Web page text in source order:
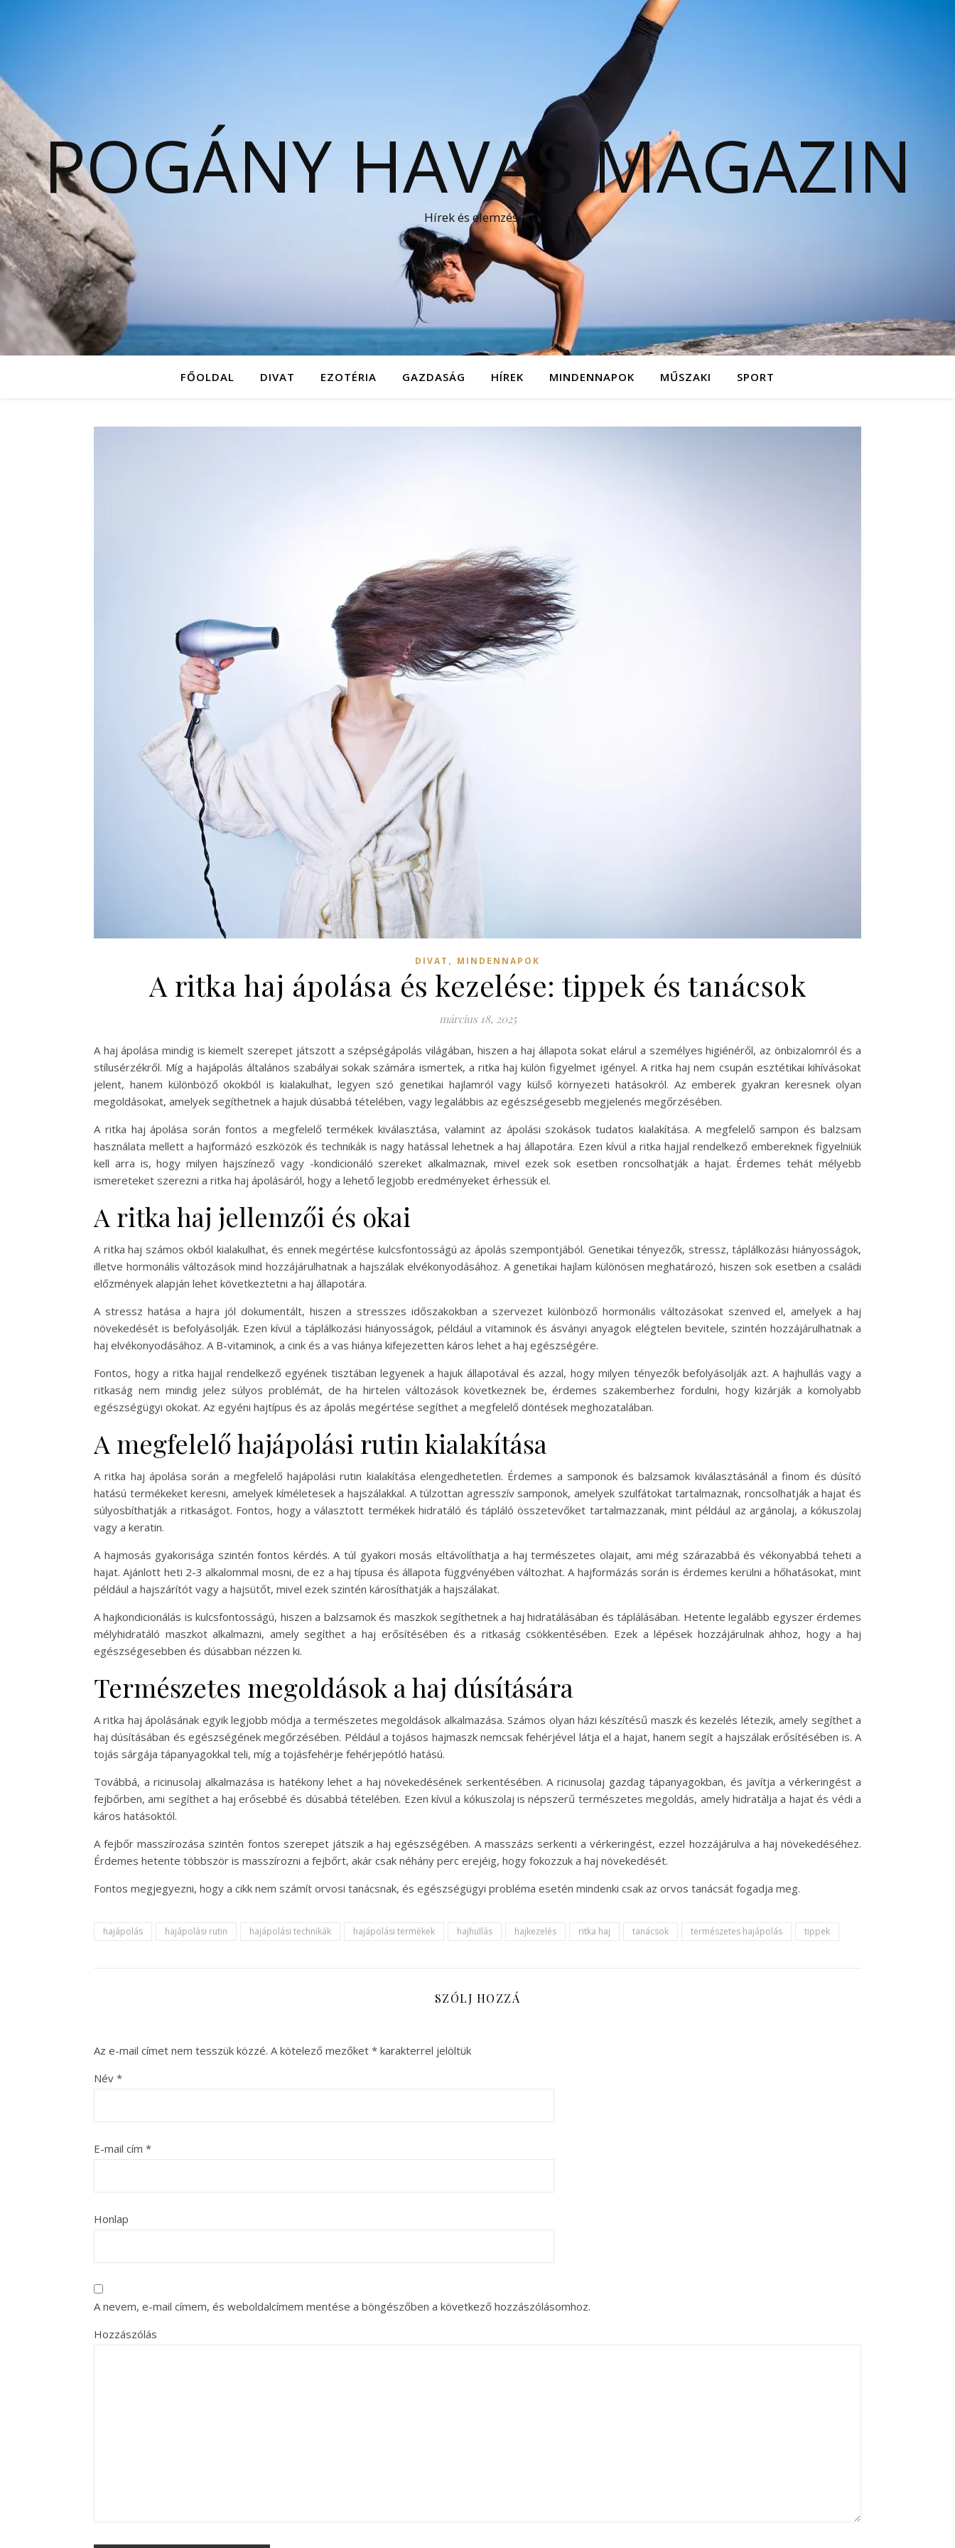
POGÁNY HAVAS MAGAZIN
Hírek és elemzések
FŐOLDAL DIVAT EZOTÉRIA GAZDASÁG HÍREK MINDENNAPOK MŰSZAKI SPORT
DIVAT , MINDENNAPOK
A ritka haj ápolása és kezelése: tippek és tanácsok
március 18, 2025
A haj ápolása mindig is kiemelt szerepet játszott a szépségápolás világában, hiszen a haj állapota sokat elárul a személyes higiénéről, az önbizalomról és a
stílusérzékről. Míg a hajápolás általános szabályai sokak számára ismertek, a ritka haj külön figyelmet igényel. A ritka haj nem csupán esztétikai kihívásokat
jelent, hanem különböző okokból is kialakulhat, legyen szó genetikai hajlamról vagy külső környezeti hatásokról. Az emberek gyakran keresnek olyan
megoldásokat, amelyek segíthetnek a hajuk dúsabbá tételében, vagy legalábbis az egészségesebb megjelenés megőrzésében.
A ritka haj ápolása során fontos a megfelelő termékek kiválasztása, valamint az ápolási szokások tudatos kialakítása. A megfelelő sampon és balzsam
használata mellett a hajformázó eszközök és technikák is nagy hatással lehetnek a haj állapotára. Ezen kívül a ritka hajjal rendelkező embereknek figyelniük
kell arra is, hogy milyen hajszínező vagy -kondicionáló szereket alkalmaznak, mivel ezek sok esetben roncsolhatják a hajat. Érdemes tehát mélyebb
ismereteket szerezni a ritka haj ápolásáról, hogy a lehető legjobb eredményeket érhessük el.
A ritka haj jellemzői és okai
A ritka haj számos okból kialakulhat, és ennek megértése kulcsfontosságú az ápolás szempontjából. Genetikai tényezők, stressz, táplálkozási hiányosságok,
illetve hormonális változások mind hozzájárulhatnak a hajszálak elvékonyodásához. A genetikai hajlam különösen meghatározó, hiszen sok esetben a családi
előzmények alapján lehet következtetni a haj állapotára.
A stressz hatása a hajra jól dokumentált, hiszen a stresszes időszakokban a szervezet különböző hormonális változásokat szenved el, amelyek a haj
növekedését is befolyásolják. Ezen kívül a táplálkozási hiányosságok, például a vitaminok és ásványi anyagok elégtelen bevitele, szintén hozzájárulhatnak a
haj elvékonyodásához. A B-vitaminok, a cink és a vas hiánya kifejezetten káros lehet a haj egészségére.
Fontos, hogy a ritka hajjal rendelkező egyének tisztában legyenek a hajuk állapotával és azzal, hogy milyen tényezők befolyásolják azt. A hajhullás vagy a
ritkaság nem mindig jelez súlyos problémát, de ha hirtelen változások következnek be, érdemes szakemberhez fordulni, hogy kizárják a komolyabb
egészségügyi okokat. Az egyéni hajtípus és az ápolás megértése segíthet a megfelelő döntések meghozatalában.
A megfelelő hajápolási rutin kialakítása
A ritka haj ápolása során a megfelelő hajápolási rutin kialakítása elengedhetetlen. Érdemes a samponok és balzsamok kiválasztásánál a finom és dúsító
hatású termékeket keresni, amelyek kíméletesek a hajszálakkal. A túlzottan agresszív samponok, amelyek szulfátokat tartalmaznak, roncsolhatják a hajat és
súlyosbíthatják a ritkaságot. Fontos, hogy a választott termékek hidratáló és tápláló összetevőket tartalmazzanak, mint például az argánolaj, a kókuszolaj
vagy a keratin.
A hajmosás gyakorisága szintén fontos kérdés. A túl gyakori mosás eltávolíthatja a haj természetes olajait, ami még szárazabbá és vékonyabbá teheti a
hajat. Ajánlott heti 2-3 alkalommal mosni, de ez a haj típusa és állapota függvényében változhat. A hajformázás során is érdemes kerülni a hőhatásokat, mint
például a hajszárítót vagy a hajsütőt, mivel ezek szintén károsíthatják a hajszálakat.
A hajkondicionálás is kulcsfontosságú, hiszen a balzsamok és maszkok segíthetnek a haj hidratálásában és táplálásában. Hetente legalább egyszer érdemes
mélyhidratáló maszkot alkalmazni, amely segíthet a haj erősítésében és a ritkaság csökkentésében. Ezek a lépések hozzájárulnak ahhoz, hogy a haj
egészségesebben és dúsabban nézzen ki.
Természetes megoldások a haj dúsítására
A ritka haj ápolásának egyik legjobb módja a természetes megoldások alkalmazása. Számos olyan házi készítésű maszk és kezelés létezik, amely segíthet a
haj dúsításában és egészségének megőrzésében. Például a tojásos hajmaszk nemcsak fehérjével látja el a hajat, hanem segít a hajszálak erősítésében is. A
tojás sárgája tápanyagokkal teli, míg a tojásfehérje fehérjepótló hatású.
Továbbá, a ricinusolaj alkalmazása is hatékony lehet a haj növekedésének serkentésében. A ricinusolaj gazdag tápanyagokban, és javítja a vérkeringést a
fejbőrben, ami segíthet a haj erősebbé és dúsabbá tételében. Ezen kívül a kókuszolaj is népszerű természetes megoldás, amely hidratálja a hajat és védi a
káros hatásoktól.
A fejbőr masszírozása szintén fontos szerepet játszik a haj egészségében. A masszázs serkenti a vérkeringést, ezzel hozzájárulva a haj növekedéséhez.
Érdemes hetente többször is masszírozni a fejbőrt, akár csak néhány perc erejéig, hogy fokozzuk a haj növekedését.
Fontos megjegyezni, hogy a cikk nem számít orvosi tanácsnak, és egészségügyi probléma esetén mindenki csak az orvos tanácsát fogadja meg.
hajápolás hajápolási rutin hajápolási technikák hajápolási termékek hajhullás hajkezelés ritka haj tanácsok természetes hajápolás tippek
SZÓLJ HOZZÁ
Az e-mail címet nem tesszük közzé. A kötelező mezőket * karakterrel jelöltük
Név *
E-mail cím *
Honlap
A nevem, e-mail címem, és weboldalcímem mentése a böngészőben a következő hozzászólásomhoz.
Hozzászólás